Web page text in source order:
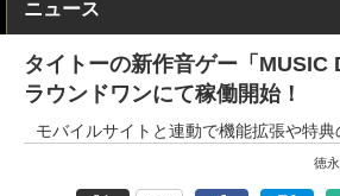
ニュース
タイトーの新作音ゲー「MUSIC
ラウンドワンにて稼働開始！
モバイルサイトと連動で機能拡張や特典
徳